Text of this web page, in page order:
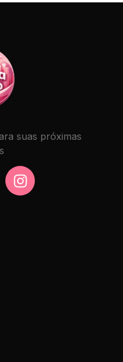
suas próximas